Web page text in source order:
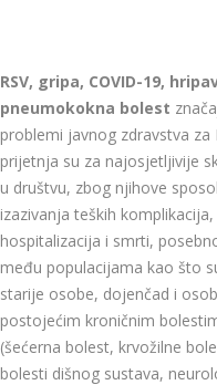
RSV, gripa, COVID-19,
pneumokokna bolest
problemi javnog zdravstva za
prijetnja su za najosjetljivije
u društvu, zbog njihove
izazivanja teških komplikacija,
hospitalizacija i smrti,
među populacijama kao što
starije osobe, dojenčad i
postojećim kroničnim
(šećerna bolest, krvožilne
bolesti dišnog sustava,